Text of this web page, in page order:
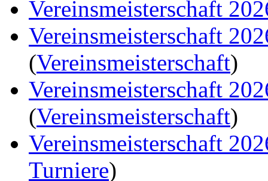
Vereinsmeisterschaft
Vereinsmeisterschaft
(Vereinsmeisterschaft)
Vereinsmeisterschaft
(Vereinsmeisterschaft)
Vereinsmeisterschaft
Turniere)